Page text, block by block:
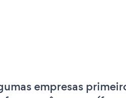
empresas